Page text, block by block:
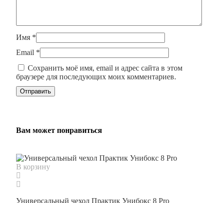
Имя *
Email *
Сохранить моё имя, email и адрес сайта в этом
браузере для последующих моих комментариев.
Вам может понравиться
В корзину
Универсальный чехол Практик Унибокс 8 Pro